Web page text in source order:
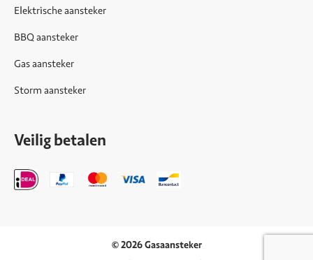
Elektrische aansteker
BBQ aansteker
Gas aansteker
Storm aansteker
Veilig betalen
© 2026 Gasaansteker